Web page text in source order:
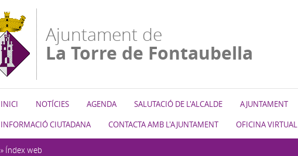
Ajuntament de
La Torre de Fontaubella
INICI NOTÍCIES AGENDA SALUTACIÓ DE L'ALCALDE AJUNTAMENT
INFORMACIÓ CIUTADANA
CONTACTA AMB L'AJUNTAMENT OFICINA VIRTUAL
» Índex web